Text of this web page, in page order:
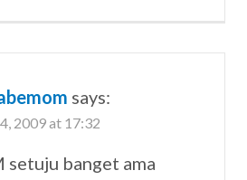
says:
2009 at 17:32
setuju banget ama